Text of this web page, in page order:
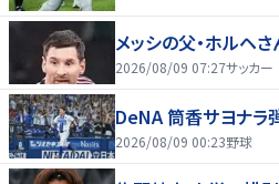
メッシの父・ホルヘ
2026/08/09 07:27サッカー
DeNA 筒香サヨナラ
2026/08/09 00:23野球